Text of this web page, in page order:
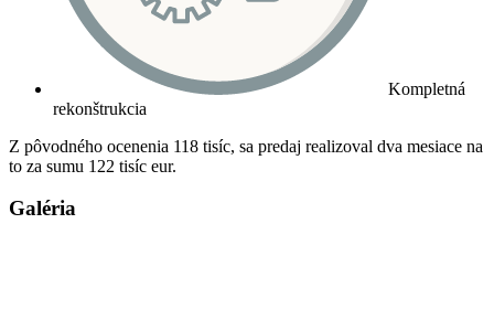
Kompletná
rekonštrukcia
Z pôvodného ocenenia 118 tisíc, sa predaj realizoval dva mesiace na
to za sumu 122 tisíc eur.
Galéria